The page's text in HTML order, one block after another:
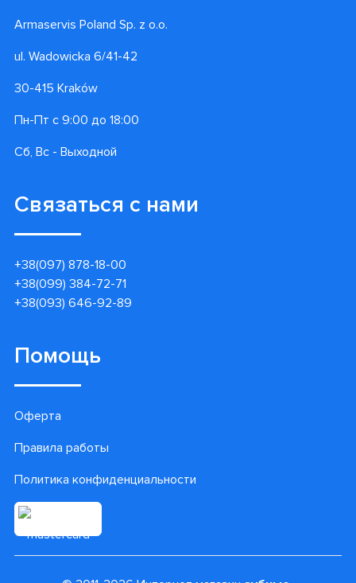
Armaservis Poland Sp. z o.o.
ul. Wadowicka 6/41-42
30-415 Kraków
Пн-Пт с 9:00 до 18:00
Сб, Вс - Выходной
Связаться с нами
+38(097) 878-18-00
+38(099) 384-72-71
+38(093) 646-92-89
Помощь
Оферта
Правила работы
Политика конфиденциальности